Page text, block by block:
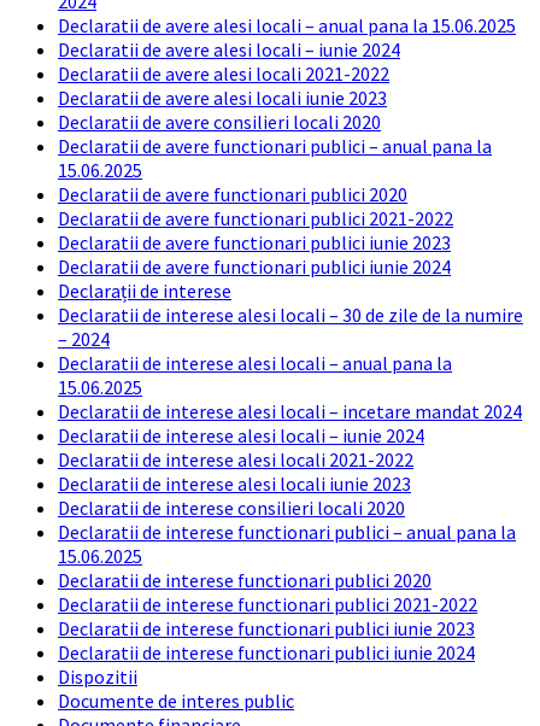
Declaratii de avere alesi locali – anual pana la 15.06.2025
Declaratii de avere alesi locali – iunie 2024
Declaratii de avere alesi locali 2021-2022
Declaratii de avere alesi locali iunie 2023
Declaratii de avere consilieri locali 2020
Declaratii de avere functionari publici – anual pana la
15.06.2025
Declaratii de avere functionari publici 2020
Declaratii de avere functionari publici 2021-2022
Declaratii de avere functionari publici iunie 2023
Declaratii de avere functionari publici iunie 2024
Declarații de interese
Declaratii de interese alesi locali – 30 de zile de la numire
– 2024
Declaratii de interese alesi locali – anual pana la
15.06.2025
Declaratii de interese alesi locali – incetare mandat 2024
Declaratii de interese alesi locali – iunie 2024
Declaratii de interese alesi locali 2021-2022
Declaratii de interese alesi locali iunie 2023
Declaratii de interese consilieri locali 2020
Declaratii de interese functionari publici – anual pana la
15.06.2025
Declaratii de interese functionari publici 2020
Declaratii de interese functionari publici 2021-2022
Declaratii de interese functionari publici iunie 2023
Declaratii de interese functionari publici iunie 2024
Dispozitii
Documente de interes public